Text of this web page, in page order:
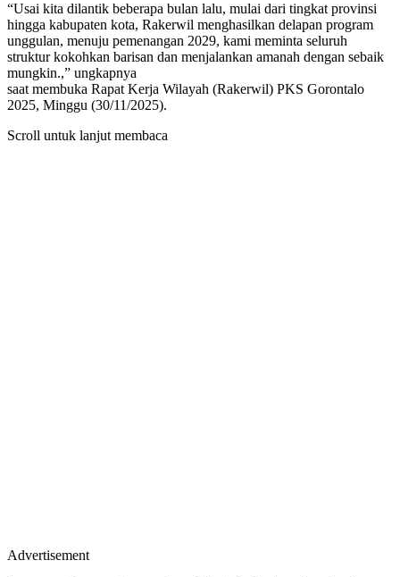
“Usai kita dilantik beberapa bulan lalu, mulai dari tingkat provinsi
hingga kabupaten kota, Rakerwil menghasilkan delapan program
unggulan, menuju pemenangan 2029, kami meminta seluruh
struktur kokohkan barisan dan menjalankan amanah dengan sebaik
mungkin.,” ungkapnya
saat membuka Rapat Kerja Wilayah (Rakerwil) PKS Gorontalo
2025, Minggu (30/11/2025).
Scroll untuk lanjut membaca
Advertisement